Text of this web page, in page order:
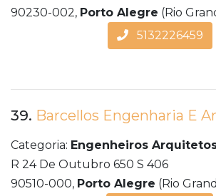
90230-002, Porto Alegre (Rio
5132226459
39. Barcellos Engenharia E
Categoria: Engenheiros
R 24 De Outubro 650 S 406
90510-000, Porto Alegre (Rio